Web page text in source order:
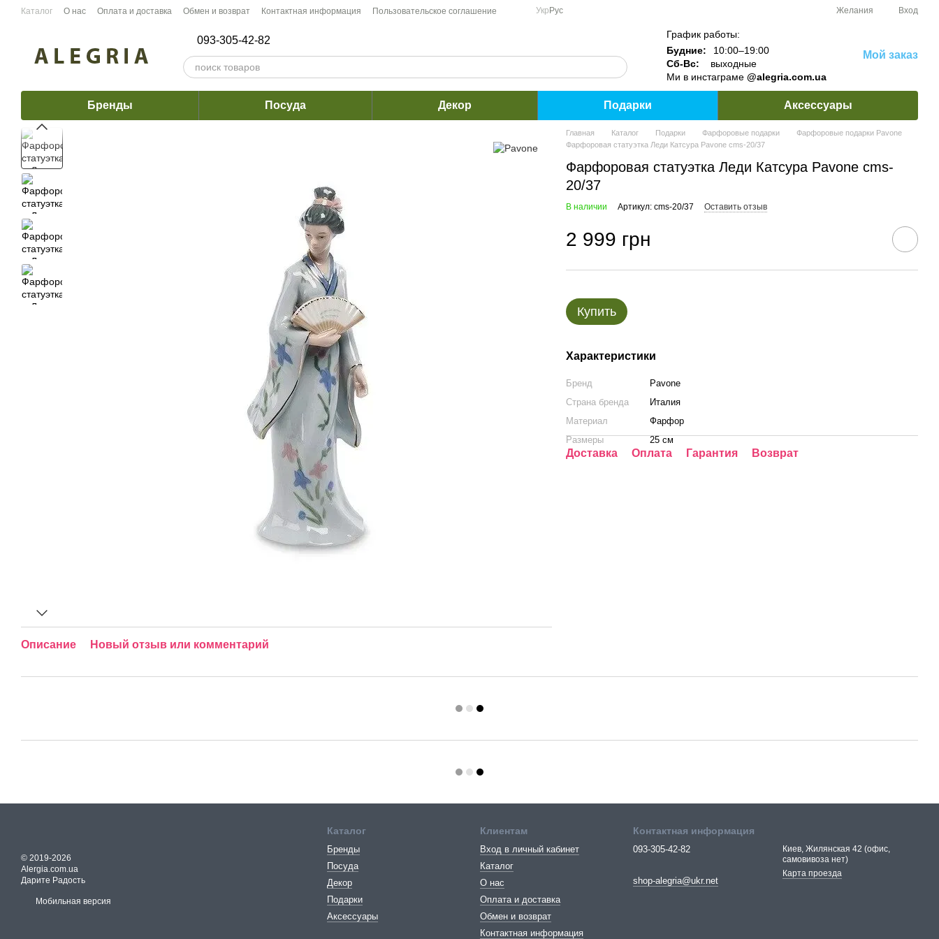
Перейти к основному контенту
Каталог О нас Оплата и доставка Обмен и возврат Контактная информация Пользовательское соглашение Укр Рус Желания Вход
093-305-42-82
График работы:
Будние:
10:00–19:00
Сб-Вс:
выходные
Ми в инстаграме @alegria.com.ua
Мой заказ
Бренды Посуда Декор Подарки Аксессуары
Описание Новый отзыв или комментарий
Главная Каталог Подарки Фарфоровые подарки
Фарфоровые подарки Pavone
Фарфоровая cтатуэтка Леди Катсура Pavone cms-20/37
Фарфоровая cтатуэтка Леди Катсура Pavone cms-
20/37
В наличии Артикул: cms-20/37 Оставить отзыв
2 999 грн
Купить
Характеристики
Бренд
Pavone
Страна бренда
Италия
Материал
Фарфор
Размеры
25 см
Доставка Оплата Гарантия Возврат
© 2019-2026
Alergia.com.ua
Дарите Радость
Мобильная версия
Каталог
Бренды
Посуда
Декор
Подарки
Аксессуары
Клиентам
Вход в личный кабинет
Каталог
О нас
Оплата и доставка
Обмен и возврат
Контактная информация
Контактная информация
093-305-42-82
shop-alegria@ukr.net
Киев, Жилянская 42 (офис,
самовивоза нет)
Карта проезда